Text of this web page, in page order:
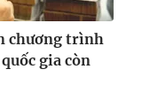
chương trình
gia còn